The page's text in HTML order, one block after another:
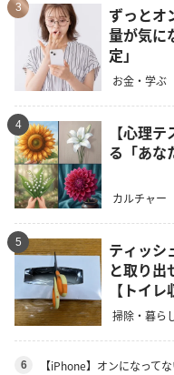
3
ずっとオ
量が気に
定」
お金・学ぶ
4
【心理
る「あな
カルチャー
5
ティッシ
と取り出
【トイレ
掃除・暮ら
6
【iPhone】オンになって